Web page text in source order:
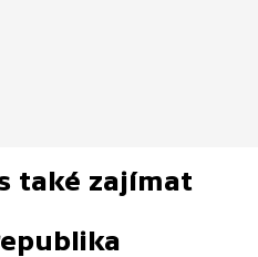
také zajímat